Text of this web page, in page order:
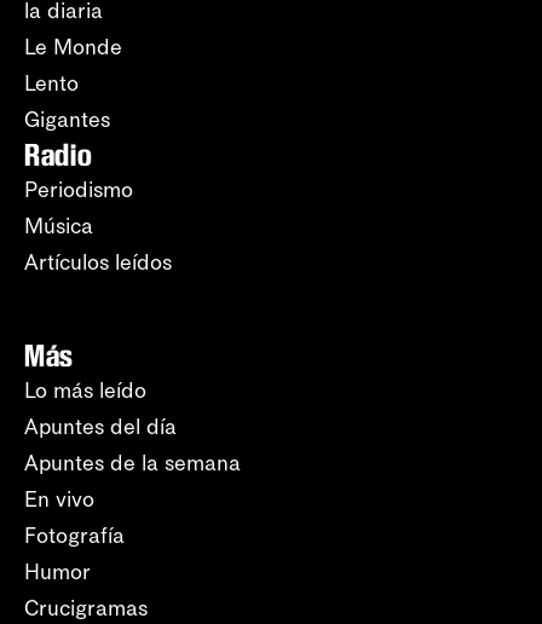
la diaria
Le Monde
Lento
Gigantes
Radio
Periodismo
Música
Artículos leídos
Más
Lo más leído
Apuntes del día
Apuntes de la semana
En vivo
Fotografía
Humor
Crucigramas